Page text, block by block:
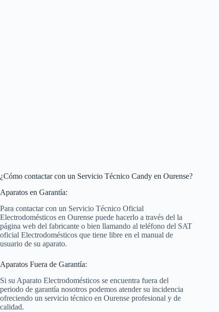
¿Cómo contactar con un Servicio Técnico Candy en Ourense?
Aparatos en Garantía:
Para contactar con un Servicio Técnico Oficial
Electrodomésticos en Ourense puede hacerlo a través del la
página web del fabricante o bien llamando al teléfono del SAT
oficial Electrodomésticos que tiene libre en el manual de
usuario de su aparato.
Aparatos Fuera de Garantía:
Si su Aparato Electrodomésticos se encuentra fuera del
periodo de garantía nosotros podemos atender su incidencia
ofreciendo un servicio técnico en Ourense profesional y de
calidad.